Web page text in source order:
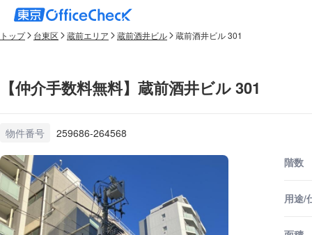
トップ 台東区 蔵前エリア 蔵前酒井ビル 蔵前酒井ビル 301
【仲介手数料無料】蔵前酒井ビル 301
物件番号 259686-264568
階数
用途/